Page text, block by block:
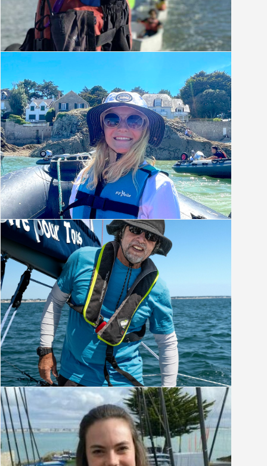
Juliette Bidard
Monitrice entraîneur laser et open skiff
Clara Coustaing
Chargée de projet et communication
Bruno Schoch
Moniteur entraîneur Optimist